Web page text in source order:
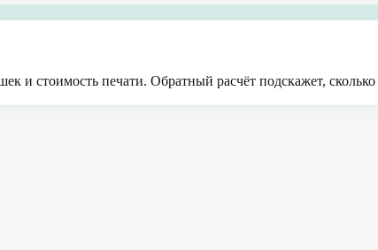
и стоимость печати. Обратный расчёт подскажет,